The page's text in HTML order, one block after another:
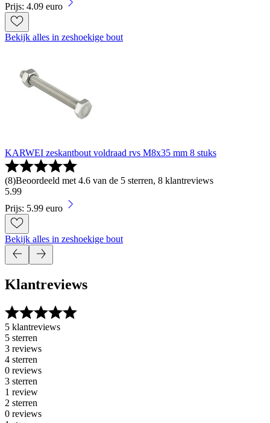
Prijs: 4.09 euro
Bekijk alles in zeshoekige bout
KARWEI zeskantbout voldraad rvs M8x35 mm 8 stuks
(8)Beoordeeld met 4.6 van de 5 sterren, 8 klantreviews
5.99
Prijs: 5.99 euro
Bekijk alles in zeshoekige bout
Klantreviews
5 klantreviews
5 sterren
3 reviews
4 sterren
0 reviews
3 sterren
1 review
2 sterren
0 reviews